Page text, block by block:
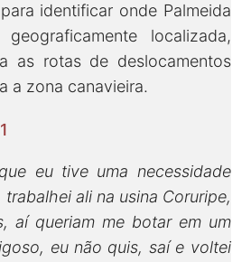
para identificar onde Palmeida
localizada,
as rotas de deslocamentos
a zona canavieira.
eu tive uma necessidade
ali na usina Coruripe,
aí queriam me botar em um
eu não quis, saí e voltei